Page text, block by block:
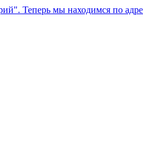
Теперь мы находимся по